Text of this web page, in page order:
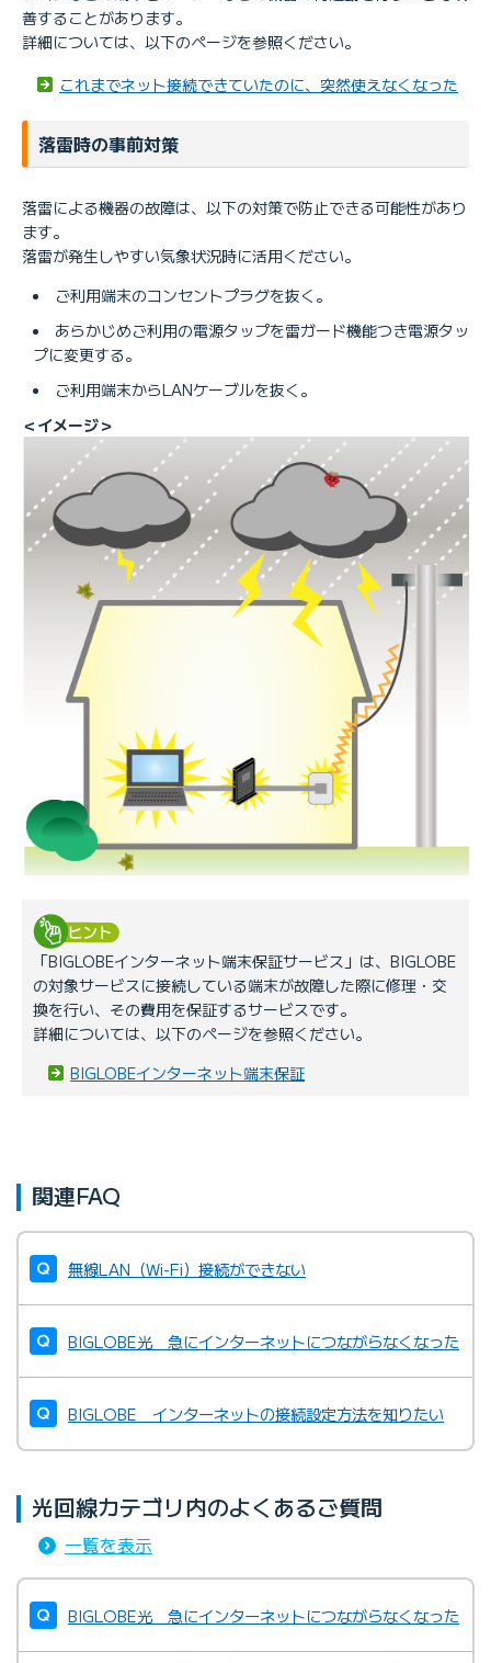
善することがあります。
詳細については、以下のページを参照ください。
これまでネット接続できていたのに、突然使えなくなった
落雷時の事前対策
落雷による機器の故障は、以下の対策で防止できる可能性があり
ます。
落雷が発生しやすい気象状況時に活用ください。
ご利用端末のコンセントプラグを抜く。
あらかじめご利用の電源タップを雷ガード機能つき電源タッ
プに変更する。
ご利用端末からLANケーブルを抜く。
＜イメージ＞
「BIGLOBEインターネット端末保証サービス」は、BIGLOBE
の対象サービスに接続している端末が故障した際に修理・交
換を行い、その費用を保証するサービスです。
詳細については、以下のページを参照ください。
BIGLOBEインターネット端末保証
関連FAQ
無線LAN（Wi-Fi）接続ができない
BIGLOBE光 急にインターネットにつながらなくなった
BIGLOBE インターネットの接続設定方法を知りたい
光回線カテゴリ内のよくあるご質問
一覧を表示
BIGLOBE光 急にインターネットにつながらなくなった